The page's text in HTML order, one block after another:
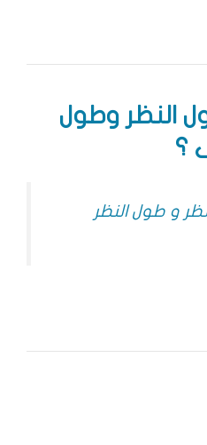
وطول
طول النظر